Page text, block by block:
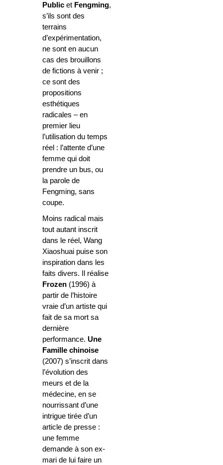
Public et Fengming,
s’ils sont des
terrains
d’expérimentation,
ne sont en aucun
cas des brouillons
de fictions à venir ;
ce sont des
propositions
esthétiques
radicales – en
premier lieu
l’utilisation du temps
réel : l’attente d’une
femme qui doit
prendre un bus, ou
la parole de
Fengming, sans
coupe.
Moins radical mais
tout autant inscrit
dans le réel, Wang
Xiaoshuai puise son
inspiration dans les
faits divers. Il réalise
Frozen (1996) à
partir de l’histoire
vraie d’un artiste qui
fait de sa mort sa
dernière
performance. Une
Famille chinoise
(2007) s’inscrit dans
l’évolution des
meurs et de la
médecine, en se
nourrissant d’une
intrigue tirée d’un
article de presse :
une femme
demande à son ex-
mari de lui faire un